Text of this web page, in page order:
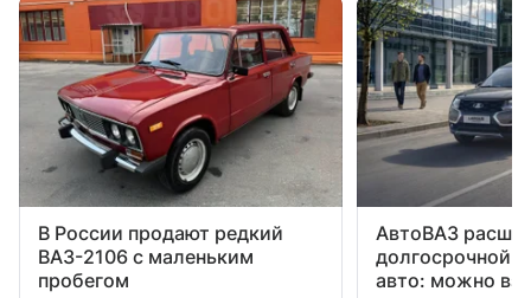
В России продают редкий
ВАЗ-2106 с маленьким
пробегом
АвтоВАЗ
долгосрочной
авто: можно